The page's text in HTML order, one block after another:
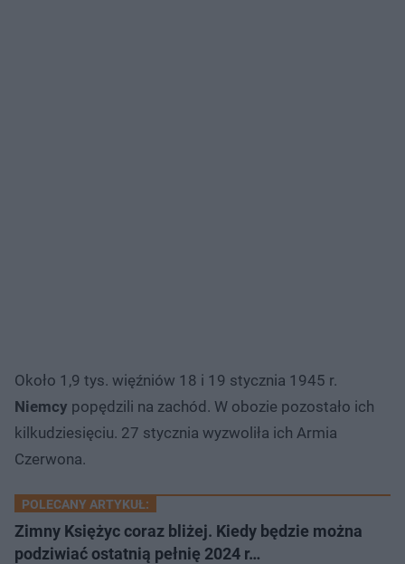
Około 1,9 tys. więźniów 18 i 19 stycznia 1945 r.
Niemcy popędzili na zachód. W obozie pozostało ich
kilkudziesięciu. 27 stycznia wyzwoliła ich Armia
Czerwona.
POLECANY ARTYKUŁ:
Zimny Księżyc coraz bliżej. Kiedy będzie można
podziwiać ostatnią pełnię 2024 r…